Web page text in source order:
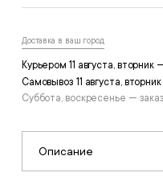
Доставка в ваш город
Курьером 11 августа,
Самовывоз 11 августа,
Суббота, воскресенье —
Описание